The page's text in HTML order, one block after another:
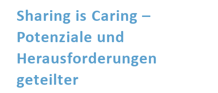
Sharing is Caring –
Potenziale und
Herausforderungen
geteilter